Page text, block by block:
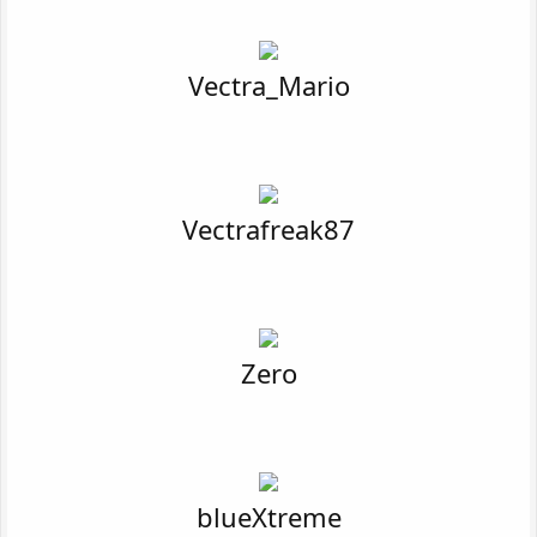
Vectra_Mario
Vectrafreak87
Zero
blueXtreme